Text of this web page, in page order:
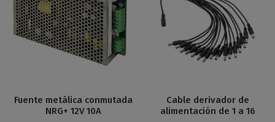
Fuente metálica conmutada
NRG+ 12V 10A
Cable derivador de
alimentación de 1 a 16